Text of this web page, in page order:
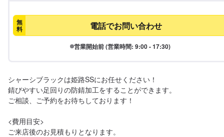
無
料 電話でお問い合わせ
営業開始前 (営業時間: 9:00 - 17:30)
シャーシブラックは姫路SSにお任せください！
錆びやすい足回りの防錆加工をすることができます。
ご相談、ご予約をお待ちしております！
<費用目安>
ご来店後のお見積もりとなります。